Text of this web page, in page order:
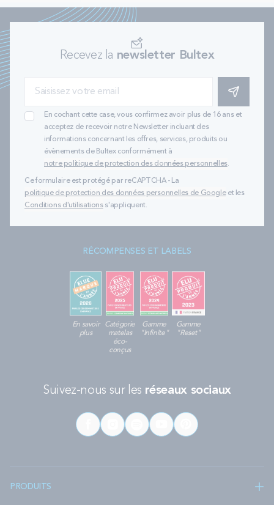
Recevez la newsletter Bultex
S'INSCRIRE
En cochant cette case, vous confirmez avoir plus de 16 ans et
acceptez de recevoir notre Newsletter incluant des
informations concernant les offres, services, produits ou
évènements de Bultex conformément à
notre politique de protection des données personnelles.
Ce formulaire est protégé par reCAPTCHA - La
politique de protection des données personnelles de Googleet les
Conditions d'utilisationss'appliquent.
RÉCOMPENSES ET LABELS
En savoir
plus
Catégorie
matelas
éco-
conçus
Gamme
"Infinite"
Gamme
"Reset"
Suivez-nous sur les réseaux sociaux
PRODUITS